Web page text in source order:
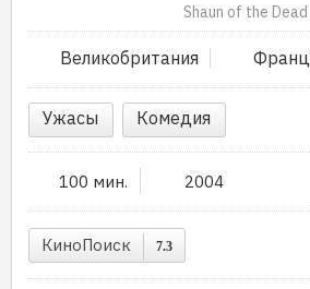
Shaun of the Dead
Великобритания
Ужасы Комедия
100 мин. 2004
КиноПоиск 7.3